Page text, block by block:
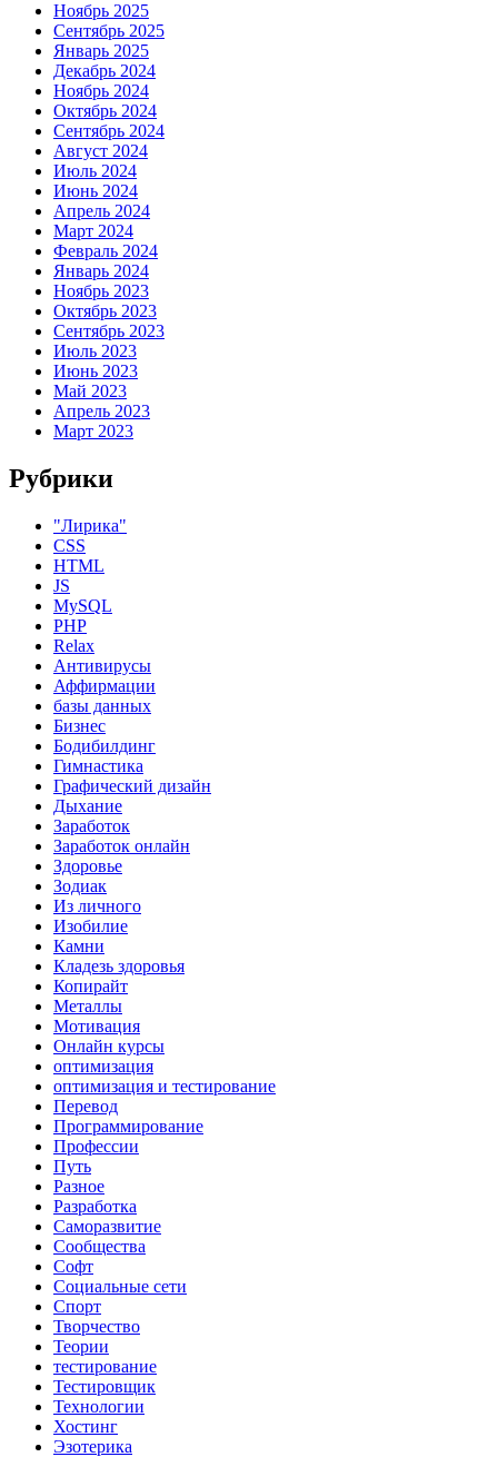
Ноябрь 2025
Сентябрь 2025
Январь 2025
Декабрь 2024
Ноябрь 2024
Октябрь 2024
Сентябрь 2024
Август 2024
Июль 2024
Июнь 2024
Апрель 2024
Март 2024
Февраль 2024
Январь 2024
Ноябрь 2023
Октябрь 2023
Сентябрь 2023
Июль 2023
Июнь 2023
Май 2023
Апрель 2023
Март 2023
Рубрики
"Лирика"
CSS
HTML
JS
MySQL
PHP
Relax
Антивирусы
Аффирмации
базы данных
Бизнес
Бодибилдинг
Гимнастика
Графический дизайн
Дыхание
Заработок
Заработок онлайн
Здоровье
Зодиак
Из личного
Изобилие
Камни
Кладезь здоровья
Копирайт
Металлы
Мотивация
Онлайн курсы
оптимизация
оптимизация и тестирование
Перевод
Программирование
Профессии
Путь
Разное
Разработка
Саморазвитие
Сообщества
Софт
Социальные сети
Спорт
Творчество
Теории
тестирование
Тестировщик
Технологии
Хостинг
Эзотерика